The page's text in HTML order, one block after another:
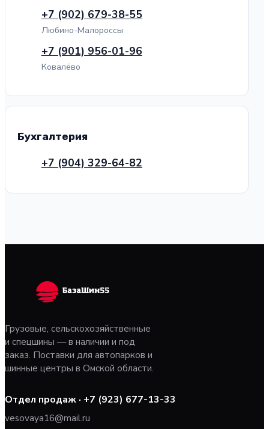
+7 (902) 679-38-55
Любино-Малороссы
+7 (901) 956-01-96
Ковалёво
Бухгалтерия
+7 (904) 329-64-82
Грузовые, сельскохозяйственные
и спецшины — в наличии и под
заказ. Поставки для автопарков и
шинные центры в Омской области.
Отдел продаж · +7 (923) 677-13-33
vesovaya16@mail.ru